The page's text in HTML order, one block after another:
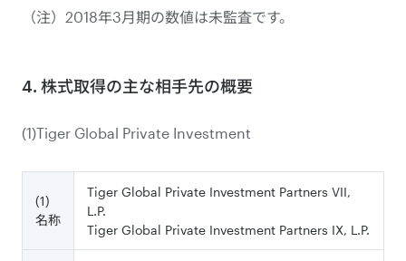
（注）2018年3月期の数値は未監査です。
4. 株式取得の主な相手先の概要
(1)Tiger Global Private Investment
(1)
名称
Tiger Global Private Investment Partners VII,
L.P.
Tiger Global Private Investment Partners IX, L.P.